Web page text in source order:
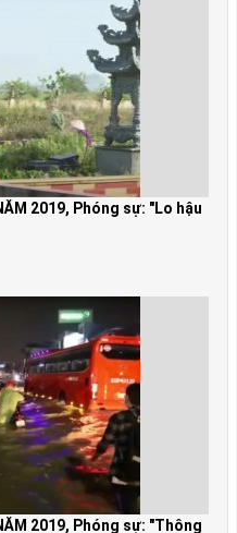
2019, Phóng sự: "Lo hậu
2019, Phóng sự: "Thông